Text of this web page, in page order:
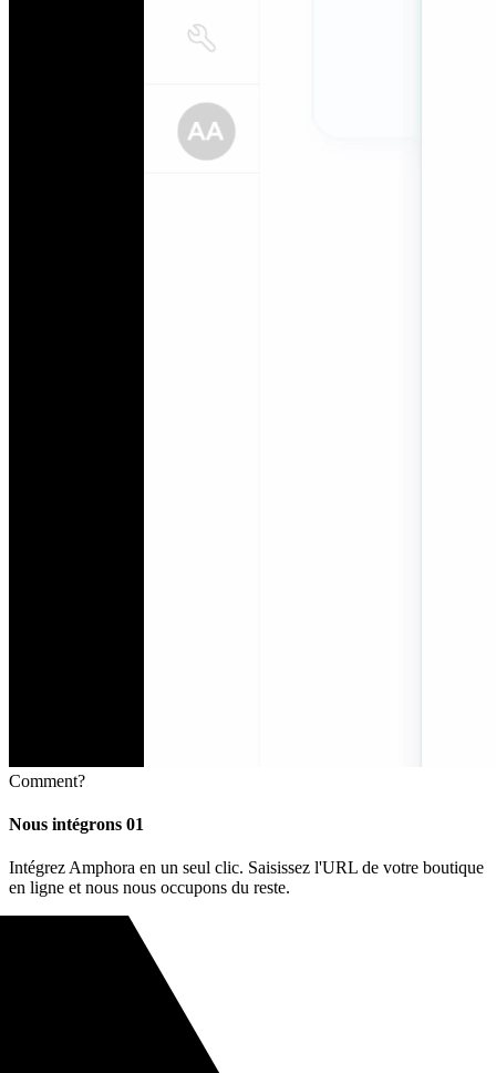
Comment?
Nous intégrons 01
Intégrez Amphora en un seul clic. Saisissez l'URL de votre boutique
en ligne et nous nous occupons du reste.